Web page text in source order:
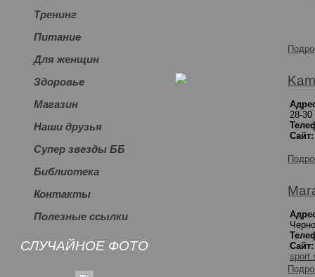
Тренинг
Питание
Для женщин
Здоровье
Магазин
Наши друзья
Супер звезды ББ
Библиотека
Контакты
Полезные ссылки
СЛУЧАЙНОЕ ФОТО
28-30
Сайт:
Сайт: